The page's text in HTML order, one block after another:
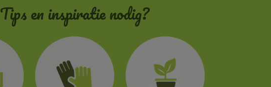
Tips en inspiratie nodig?